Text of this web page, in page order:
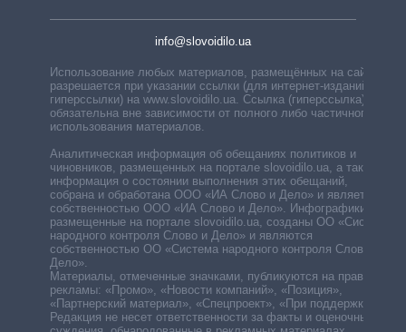
info@slovoidilo.ua
Использование любых материалов, размещённых на сайте,
разрешается при указании ссылки (для интернет-изданий —
гиперссылки) на www.slovoidilo.ua. Ссылка (гиперссылка)
обязательна вне зависимости от полного либо частичного
использования материалов.
Аналитическая информация об обещаниях политиков и
чиновников, размещенных на портале slovoidilo.ua, а также
информация о состоянии выполнения этих обещаний,
собрана и обработана ООО «ИА Слово и Дело» и является
собственностью ООО «ИА Слово и Дело». Инфографики,
размещенные на портале slovoidilo.ua, созданы ОО «Система
народного контроля Слово и Дело» и являются
собственностью ОО «Система народного контроля Слово и
Дело».
Материалы, отмеченные значками, публикуются на правах
рекламы: «Промо», «Новости компаний», «Позиция»,
«Партнерский материал», «Спецпроект», «При поддержке».
Редакция не несет ответственности за факты и оценочные